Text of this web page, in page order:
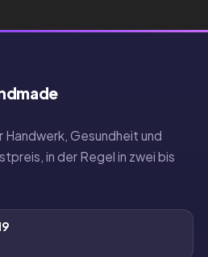
Gesundheit und
in der Regel in zwei bis